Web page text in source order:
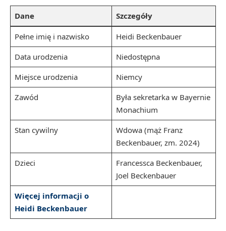
Dane Szczegóły
Pełne imię i nazwisko
Heidi Beckenbauer
Data urodzenia
Niedostępna
Miejsce urodzenia
Niemcy
Zawód
Była sekretarka w Bayernie
Monachium
Stan cywilny
Wdowa (mąż Franz
Beckenbauer, zm. 2024)
Dzieci
Francessca Beckenbauer,
Joel Beckenbauer
Więcej informacji o
Heidi Beckenbauer